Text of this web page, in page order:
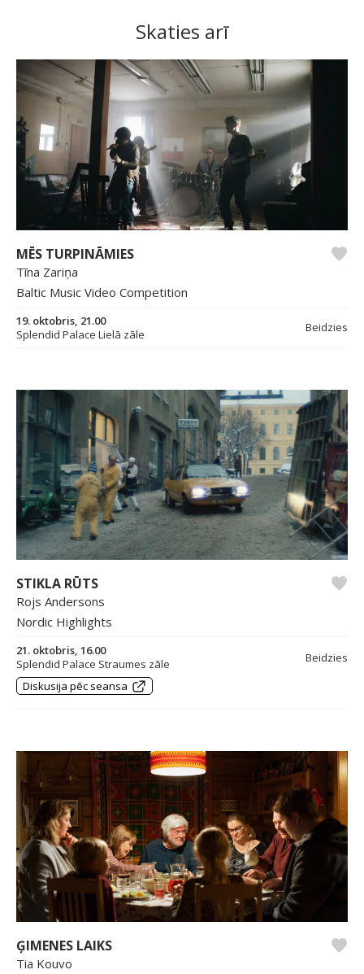
Skaties arī
MĒS TURPINĀMIES
Tīna Zariņa
Baltic Music Video Competition
19. oktobris, 21.00
Splendid Palace Lielā zāle
Beidzies
STIKLA RŪTS
Rojs Andersons
Nordic Highlights
21. oktobris, 16.00
Splendid Palace Straumes zāle
Beidzies
Diskusija pēc seansa
ĢIMENES LAIKS
Tia Kouvo